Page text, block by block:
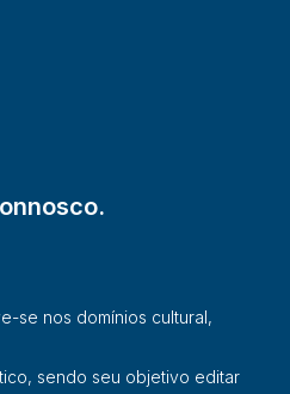
se nos domínios cultural,
sendo seu objetivo editar